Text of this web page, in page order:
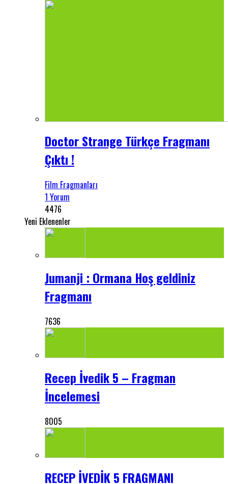
Doctor Strange Türkçe Fragmanı
Çıktı !
Film Fragmanları
1 Yorum
4476
Yeni Eklenenler
Jumanji : Ormana Hoş geldiniz
Fragmanı
7636
Recep İvedik 5 – Fragman
İncelemesi
8005
RECEP İVEDİK 5 FRAGMANI